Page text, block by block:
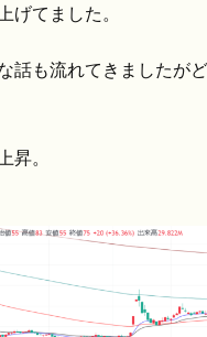
げてました。
話も流れてきましたが
昇。